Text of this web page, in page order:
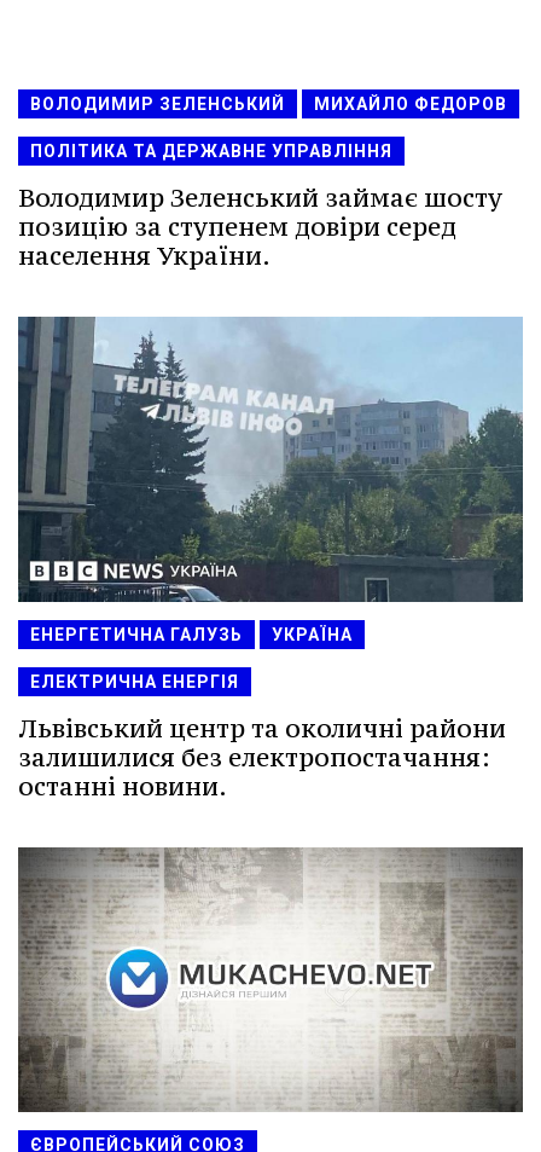
ВОЛОДИМИР ЗЕЛЕНСЬКИЙ МИХАЙЛО ФЕДОРОВ
ПОЛІТИКА ТА ДЕРЖАВНЕ УПРАВЛІННЯ
Володимир Зеленський займає шосту
позицію за ступенем довіри серед
населення України.
ЕНЕРГЕТИЧНА ГАЛУЗЬ УКРАЇНА
ЕЛЕКТРИЧНА ЕНЕРГІЯ
Львівський центр та околичні райони
залишилися без електропостачання:
останні новини.
ЄВРОПЕЙСЬКИЙ СОЮЗ